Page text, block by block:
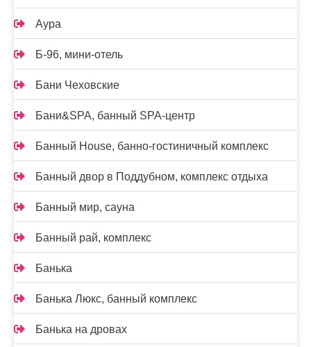
Аура
Б-96, мини-отель
Бани Чеховские
Бани&SPA, банный SPA-центр
Банный House, банно-гостиничный комплекс
Банный двор в Поддубном, комплекс отдыха
Банный мир, сауна
Банный рай, комплекс
Банька
Банька Люкс, банный комплекс
Банька на дровах